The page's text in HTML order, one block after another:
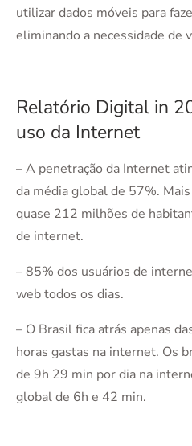
utilizar dados móveis para
eliminando a necessidade de
Relatório Digital in
uso da Internet
– A penetração da Internet
da média global de 57%.
quase 212 milhões de
de internet.
– 85% dos usuários de
web todos os dias.
– O Brasil fica atrás apenas
horas gastas na internet. Os
de 9h 29 min por dia na
global de 6h e 42 min.